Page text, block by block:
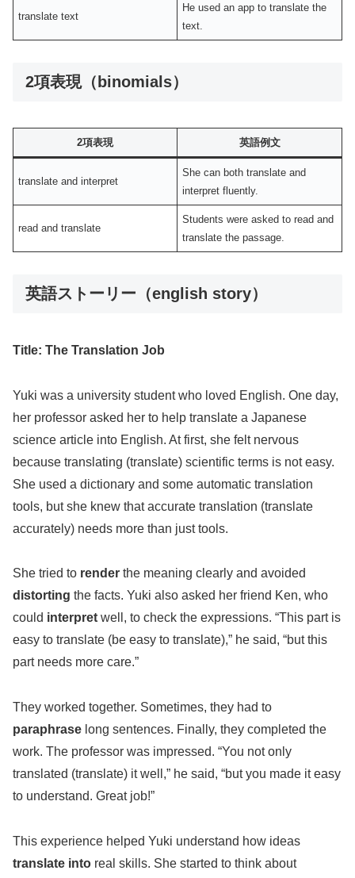
translate text
He used an app to translate the
text.
2項表現（binomials）
2項表現 英語例文
translate and interpret
She can both translate and
interpret fluently.
read and translate
Students were asked to read and
translate the passage.
英語ストーリー（english story）
Title: The Translation Job
Yuki was a university student who loved English. One day,
her professor asked her to help translate a Japanese
science article into English. At first, she felt nervous
because translating (translate) scientific terms is not easy.
She used a dictionary and some automatic translation
tools, but she knew that accurate translation (translate
accurately) needs more than just tools.
She tried to render the meaning clearly and avoided
distorting the facts. Yuki also asked her friend Ken, who
could interpret well, to check the expressions. “This part is
easy to translate (be easy to translate),” he said, “but this
part needs more care.”
They worked together. Sometimes, they had to
paraphrase long sentences. Finally, they completed the
work. The professor was impressed. “You not only
translated (translate) it well,” he said, “but you made it easy
to understand. Great job!”
This experience helped Yuki understand how ideas
translate into real skills. She started to think about